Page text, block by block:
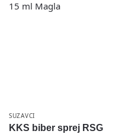
SUZAVCI
KKS biber sprej RSG